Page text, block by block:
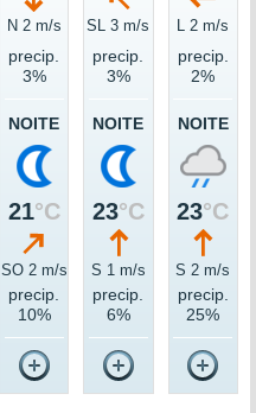
N 2 m/s
precip.
3%
NOITE
21°C
SO 2 m/s
precip.
10%
SL 3 m/s
precip.
3%
NOITE
23°C
S 1 m/s
precip.
6%
L 2 m/s
precip.
2%
NOITE
23°C
S 2 m/s
precip.
25%